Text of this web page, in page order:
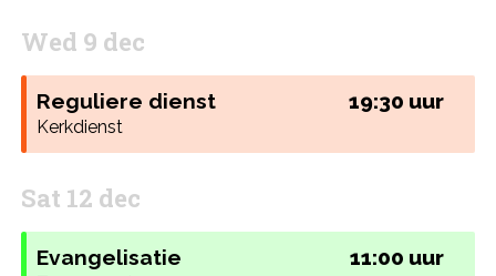
Wed 9 dec
Reguliere dienst 19:30 uur
Kerkdienst
Sat 12 dec
Evangelisatie 11:00 uur